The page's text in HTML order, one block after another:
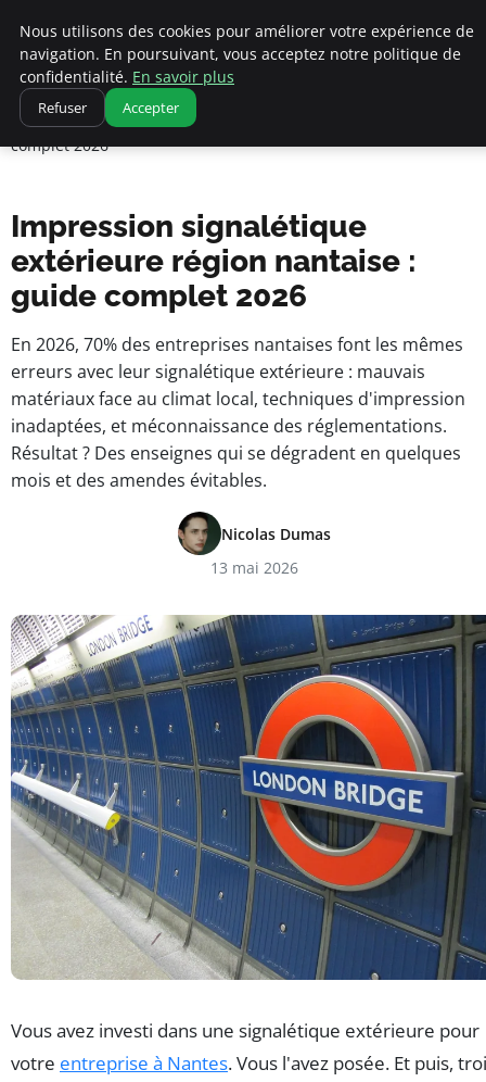
pearachutekids
Business Insights for French Entrepreneurs
Accueil
Impression signalétique extérieure région nantaise : guide
complet 2026
Impression signalétique
extérieure région nantaise :
guide complet 2026
En 2026, 70% des entreprises nantaises font les mêmes
erreurs avec leur signalétique extérieure : mauvais
matériaux face au climat local, techniques d'impression
inadaptées, et méconnaissance des réglementations.
Résultat ? Des enseignes qui se dégradent en quelques
mois et des amendes évitables.
Nicolas Dumas
13 mai 2026
Vous avez investi dans une signalétique extérieure pour
votre entreprise à Nantes. Vous l'avez posée. Et puis,
Nous utilisons des cookies pour améliorer votre expérience de
navigation. En poursuivant, vous acceptez notre politique de
confidentialité. En savoir plus
Refuser Accepter